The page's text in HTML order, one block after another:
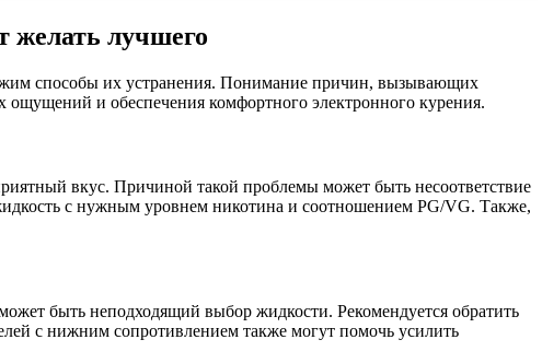
желать лучшего
способы их устранения. Понимание причин, вызывающих
ощущений и обеспечения комфортного электронного курения.
вкус. Причиной такой проблемы может быть несоответствие
с нужным уровнем никотина и соотношением PG/VG. Также,
быть неподходящий выбор жидкости. Рекомендуется обратить
с нижним сопротивлением также могут помочь усилить